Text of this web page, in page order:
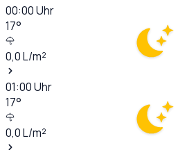
00:00Uhr
17°
0,0L/m²
01:00Uhr
17°
0,0L/m²